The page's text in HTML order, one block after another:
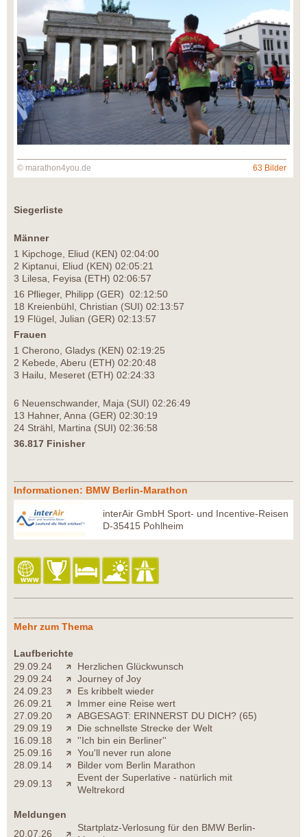
© marathon4you.de 63 Bilder
Siegerliste
Männer
1 Kipchoge, Eliud (KEN) 02:04:00
2 Kiptanui, Eliud (KEN) 02:05:21
3 Lilesa, Feyisa (ETH) 02:06:57
16 Pflieger, Philipp (GER) 02:12:50
18 Kreienbühl, Christian (SUI) 02:13:57
19 Flügel, Julian (GER) 02:13:57
Frauen
1 Cherono, Gladys (KEN) 02:19:25
2 Kebede, Aberu (ETH) 02:20:48
3 Hailu, Meseret (ETH) 02:24:33
6 Neuenschwander, Maja (SUI) 02:26:49
13 Hahner, Anna (GER) 02:30:19
24 Strähl, Martina (SUI) 02:36:58
36.817 Finisher
Informationen: BMW Berlin-Marathon
interAir GmbH Sport- und Incentive-Reisen
D-35415 Pohlheim
Mehr zum Thema
Laufberichte
29.09.24
Herzlichen Glückwunsch
29.09.24
Journey of Joy
24.09.23
Es kribbelt wieder
26.09.21
Immer eine Reise wert
27.09.20
ABGESAGT: ERINNERST DU DICH? (65)
29.09.19
Die schnellste Strecke der Welt
16.09.18
''Ich bin ein Berliner''
25.09.16
You'll never run alone
28.09.14
Bilder vom Berlin Marathon
29.09.13
Event der Superlative - natürlich mit
Weltrekord
Meldungen
20.07.26
Startplatz-Verlosung für den BMW Berlin-